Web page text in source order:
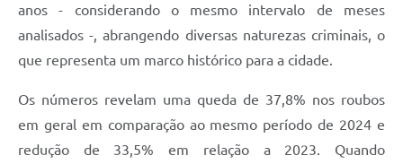
anos - considerando o mesmo intervalo de meses
analisados -, abrangendo diversas naturezas criminais, o
que representa um marco histórico para a cidade.
Os números revelam uma queda de 37,8% nos roubos
em geral em comparação ao mesmo período de 2024 e
redução de 33,5% em relação a 2023. Quando